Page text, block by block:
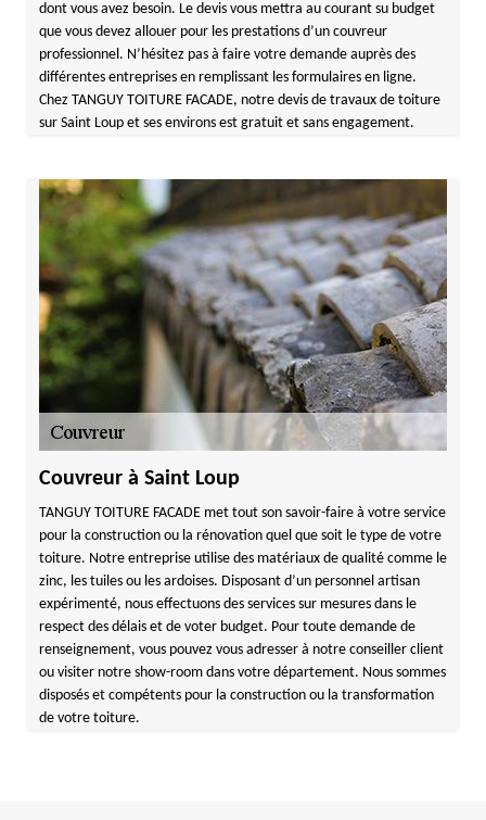
dont vous avez besoin. Le devis vous mettra au courant su budget
que vous devez allouer pour les prestations d’un couvreur
professionnel. N’hésitez pas à faire votre demande auprès des
différentes entreprises en remplissant les formulaires en ligne.
Chez TANGUY TOITURE FACADE, notre devis de travaux de toiture
sur Saint Loup et ses environs est gratuit et sans engagement.
Couvreur à Saint Loup
TANGUY TOITURE FACADE met tout son savoir-faire à votre service
pour la construction ou la rénovation quel que soit le type de votre
toiture. Notre entreprise utilise des matériaux de qualité comme le
zinc, les tuiles ou les ardoises. Disposant d’un personnel artisan
expérimenté, nous effectuons des services sur mesures dans le
respect des délais et de voter budget. Pour toute demande de
renseignement, vous pouvez vous adresser à notre conseiller client
ou visiter notre show-room dans votre département. Nous sommes
disposés et compétents pour la construction ou la transformation
de votre toiture.